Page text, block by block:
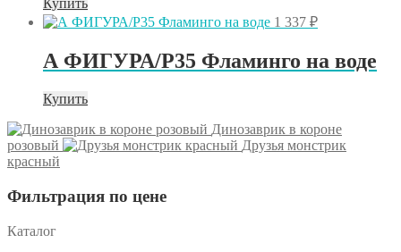
Купить
1 337 ₽
А ФИГУРА/P35 Фламинго на воде
Купить
Динозаврик в короне
розовый
Друзья монстрик
красный
Фильтрация по цене
Каталог